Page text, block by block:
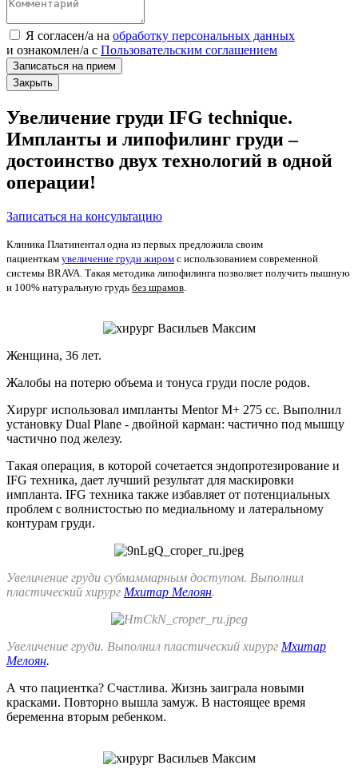
Я согласен/а на обработку персональных данных
и ознакомлен/а с Пользовательским соглашением
Записаться на прием
Закрыть
Увеличение груди IFG technique.
Импланты и липофилинг груди –
достоинство двух технологий в одной
операции!
Записаться на консультацию
Клиника Платинентал одна из первых предложила своим
пациенткам увеличение груди жиром с использованием современной
системы BRAVA. Такая методика липофилинга позволяет получить пышную
и 100% натуральную грудь без шрамов.
Женщина, 36 лет.
Жалобы на потерю объема и тонуса груди после родов.
Хирург использовал импланты Mentor M+ 275 cc. Выполнил
установку Dual Plane - двойной карман: частично под мышцу
частично под железу.
Такая операция, в которой сочетается эндопротезирование и
IFG техника, дает лучший результат для маскировки
импланта. IFG техника также избавляет от потенциальных
проблем с волнистостью по медиальному и латеральному
контурам груди.
Увеличение груди субмаммарным доступом. Выполнил
пластический хирург Мхитар Мелоян.
Увеличение груди. Выполнил пластический хирург Мхитар
Мелоян.
А что пациентка? Счастлива. Жизнь заиграла новыми
красками. Повторно вышла замуж. В настоящее время
беременна вторым ребенком.